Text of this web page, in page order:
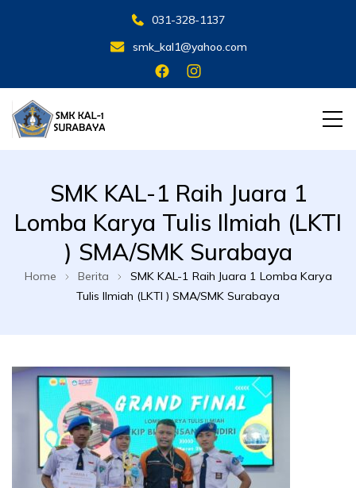
031-328-1137
smk_kal1@yahoo.com
SMK KAL-1 Raih Juara 1
Lomba Karya Tulis Ilmiah (LKTI
) SMA/SMK Surabaya
Home Berita
SMK KAL-1 Raih Juara 1 Lomba Karya
Tulis Ilmiah (LKTI ) SMA/SMK Surabaya